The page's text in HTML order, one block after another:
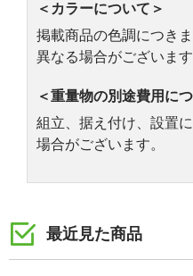
＜カラーについて＞
掲載商品の色調につき
異なる場合がございます
＜重量物の別途費用に
組立、据え付け、設置
場合がございます。
最近見た商品